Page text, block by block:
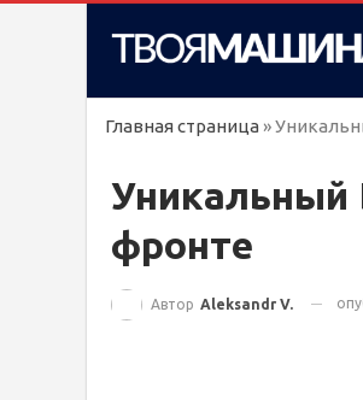
Главная страница »
Уникальный
фронте
Автор Aleksandr V.